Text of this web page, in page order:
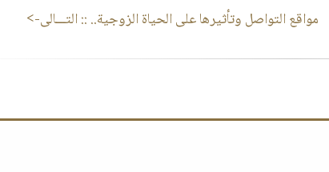
مواقع التواصل وتأثيرها على الحياة الزوجية.. :: التـــالى->